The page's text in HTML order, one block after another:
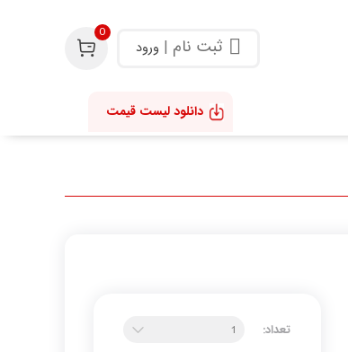
ثبت نام | ورود
0
دانلود لیست قیمت
تعداد: